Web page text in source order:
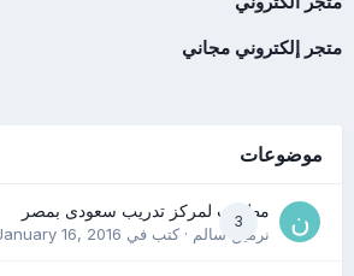
متجر إلكتروني مجاني
موضوعات
3
مطلوب لمركز تدريب سعودى بمصر
نرمين سالم· كتب في January 16, 2016